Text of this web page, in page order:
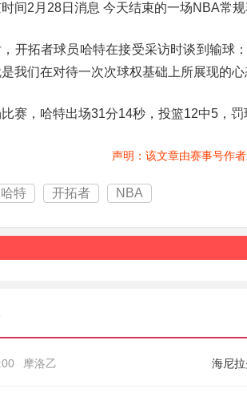
间2月28日消息 今天结束的一场NBA常
开拓者球员哈特在接受采访时谈到输球
我们在对待一次次球权基础上所展现的
赛，哈特出场31分14秒，投篮12中5，
声明：该文章由赛事号作
哈特 开拓者 NBA
摩洛乙 海尼拉